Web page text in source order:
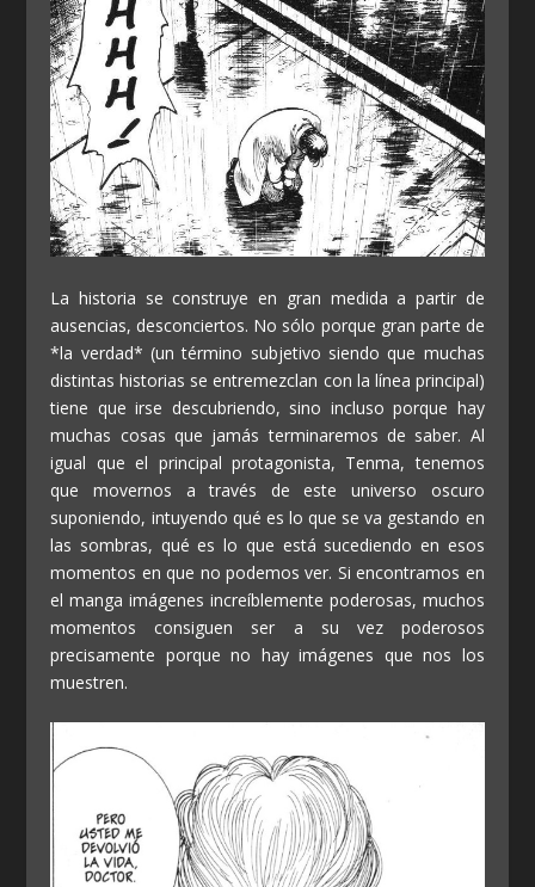
La historia se construye en gran medida a partir de
ausencias, desconciertos. No sólo porque gran parte de
*la verdad* (un término subjetivo siendo que muchas
distintas historias se entremezclan con la línea principal)
tiene que irse descubriendo, sino incluso porque hay
muchas cosas que jamás terminaremos de saber. Al
igual que el principal protagonista, Tenma, tenemos
que movernos a través de este universo oscuro
suponiendo, intuyendo qué es lo que se va gestando en
las sombras, qué es lo que está sucediendo en esos
momentos en que no podemos ver. Si encontramos en
el manga imágenes increíblemente poderosas, muchos
momentos consiguen ser a su vez poderosos
precisamente porque no hay imágenes que nos los
muestren.